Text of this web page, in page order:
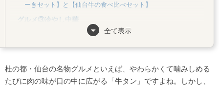
ーきセット】と【仙台牛の食べ比べセット】
グルメ③冷やし中華
中華料理 龍亭の【涼拌麺（元祖冷し中華）】
グルメ④仙台づけ丼
富貴寿司の【元祖仙台づけ丼】
寿司勝の【仙台づけ丼】
全て表示
杜の都・仙台の名物グルメといえば、やわらかくて噛みしめる
たびに肉の味が口の中に広がる「牛タン」ですよね。しかし、